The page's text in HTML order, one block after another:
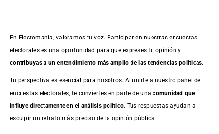
En Electomanía, valoramos tu voz. Participar en nuestras encuestas
electorales es una oportunidad para que expreses tu opinión y
contribuyas a un entendimiento más amplio de las tendencias políticas.
Tu perspectiva es esencial para nosotros. Al unirte a nuestro panel de
encuestas electorales, te conviertes en parte de unacomunidad que
influye directamente en el análisis político. Tus respuestas ayudan a
esculpir un retrato más preciso de la opinión pública.